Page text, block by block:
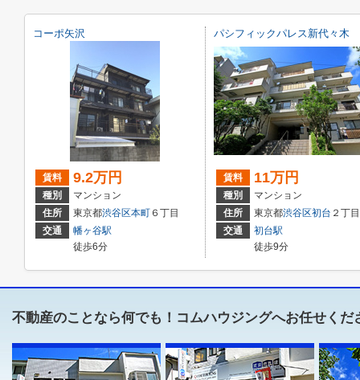
コーポ矢沢
賃料 9.2万円
種別
マンション
住所
東京都渋谷区本町 ６丁目
交通
幡ヶ谷駅
徒歩6分
パシフィックパレス新代々木
賃料 11万円
種別
マンション
住所
東京都渋谷区初台 ２丁目
交通
初台駅
徒歩9分
不動産のことなら何でも！コムハウジングへお任せくだ